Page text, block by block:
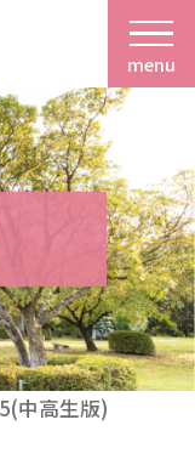
menu
中高生版)